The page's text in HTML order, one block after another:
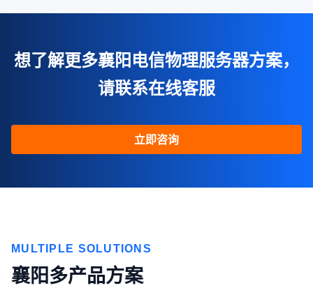
想了解更多襄阳电信物理服务器方案，
请联系在线客服
立即咨询
MULTIPLE SOLUTIONS
襄阳多产品方案